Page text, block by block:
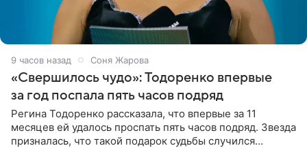
9 часов назад Соня Жарова
«Свершилось чудо»: Тодоренко впервые
за год поспала пять часов подряд
Регина Тодоренко рассказала, что впервые за 11
месяцев ей удалось проспать пять часов подряд. Звезда
призналась, что такой подарок судьбы случился